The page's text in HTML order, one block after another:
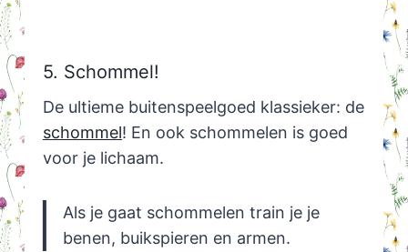
5. Schommel!
De ultieme buitenspeelgoed klassieker: de
schommel! En ook schommelen is goed
voor je lichaam.
Als je gaat schommelen train je je
benen, buikspieren en armen.